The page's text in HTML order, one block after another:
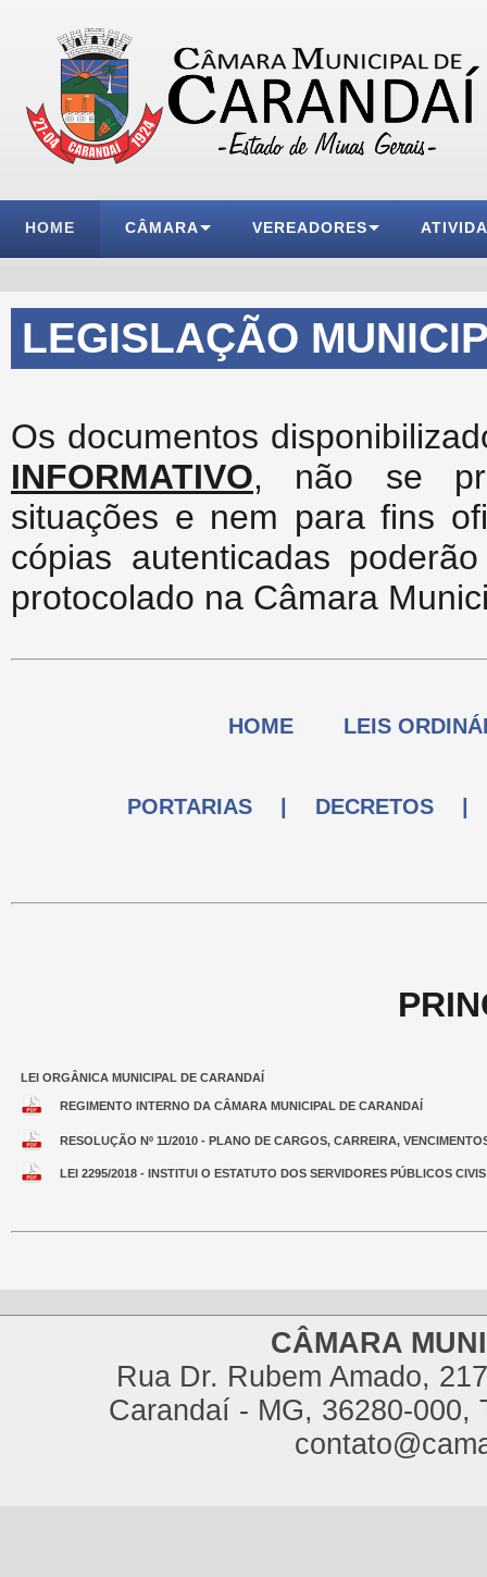
HOME CÂMARA VEREADORES
LEGISLAÇÃO
Os documentos
INFORMATIVO, não se
situações e nem para fins
cópias autenticadas
protocolado na Câmara
HOME LEIS
PORTARIAS DECRETOS
LEI ORGÂNICA MUNICIPAL DE CARANDAÍ
REGIMENTO INTERNO DA CÂMARA MUNICIPAL DE CARANDAÍ
RESOLUÇÃO Nº 11/2010 - PLANO DE CARGOS, CARREIRA,
LEI 2295/2018 - INSTITUI O ESTATUTO DOS SERVIDORES PÚBLICOS
CÂMARA
Rua Dr. Rubem Amado,
Carandaí - MG, 36280-000,